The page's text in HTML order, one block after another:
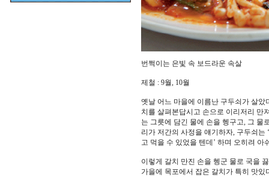
번쩍이는 은빛 속 보드라운 속살
제철 : 9월, 10월
옛날 어느 마을에 이름난 구두쇠가 살
치를 살펴본답시고 손으로 이리저리 만
는 그릇에 담긴 물에 손을 헹구고, 그 물
리가 저간의 사정을 얘기하자, 구두쇠
고 먹을 수 있었을 텐데’ 하며 오히려 아
이렇게 갈치 만진 손을 헹군 물로 국을
가을에 목포에서 잡은 갈치가 특히 맛있